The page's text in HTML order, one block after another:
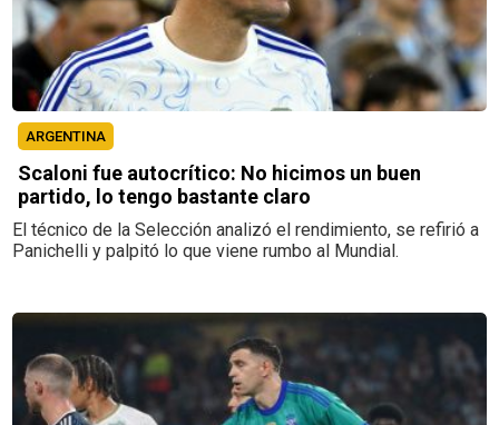
ARGENTINA
Scaloni fue autocrítico: No hicimos un buen
partido, lo tengo bastante claro
El técnico de la Selección analizó el rendimiento, se refirió a
Panichelli y palpitó lo que viene rumbo al Mundial.